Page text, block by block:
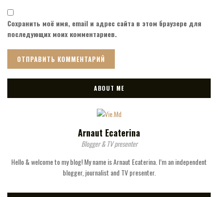
Сохранить моё имя, email и адрес сайта в этом браузере для
последующих моих комментариев.
ABOUT ME
Arnaut Ecaterina
Blogger & TV presenter
Hello & welcome to my blog! My name is Arnaut Ecaterina. I’m an independent
blogger, journalist and TV presenter.